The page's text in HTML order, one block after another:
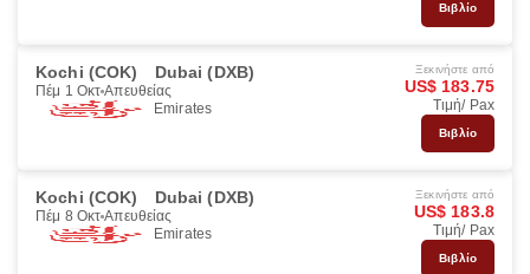
Βιβλίο
Kochi (COK) Dubai (DXB)
Πέμ 1 Οκτ Απευθείας
Emirates
Ξεκινήστε από
US$ 183.75
Τιμή/ Pax
Βιβλίο
Kochi (COK) Dubai (DXB)
Πέμ 8 Οκτ Απευθείας
Emirates
Ξεκινήστε από
US$ 183.8
Τιμή/ Pax
Βιβλίο